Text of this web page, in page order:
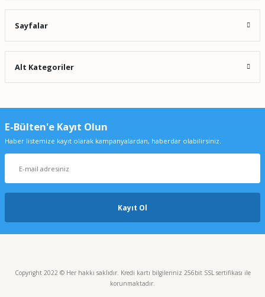
Sayfalar
Alt Kategoriler
E-Bülten'e Kayıt Olun
Haber listemize kayıt olarak kampanyalardan, haberdar olabilirsiniz.
Kayıt Ol
Copyright 2022 © Her hakkı saklıdır. Kredi kartı bilgileriniz 256bit SSL sertifikası ile
korunmaktadır.